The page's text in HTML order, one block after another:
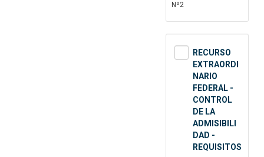
Nº2
RECURSO
EXTRAORDI
NARIO
FEDERAL -
CONTROL
DE LA
ADMISIBILI
DAD -
REQUISITOS